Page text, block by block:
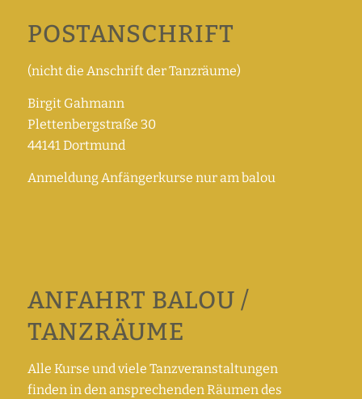
POSTANSCHRIFT
(nicht die Anschrift der Tanzräume)
Birgit Gahmann
Plettenbergstraße 30
44141 Dortmund
Anmeldung Anfängerkurse nur am balou
ANFAHRT BALOU /
TANZRÄUME
Alle Kurse und viele Tanzveranstaltungen
finden in den ansprechenden Räumen des